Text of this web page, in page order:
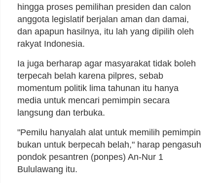
hingga proses pemilihan presiden dan calon
anggota legislatif berjalan aman dan damai,
dan apapun hasilnya, itu lah yang dipilih oleh
rakyat Indonesia.
Ia juga berharap agar masyarakat tidak boleh
terpecah belah karena pilpres, sebab
momentum politik lima tahunan itu hanya
media untuk mencari pemimpin secara
langsung dan terbuka.
"Pemilu hanyalah alat untuk memilih pemimpin
bukan untuk berpecah belah," harap pengasuh
pondok pesantren (ponpes) An-Nur 1
Bululawang itu.